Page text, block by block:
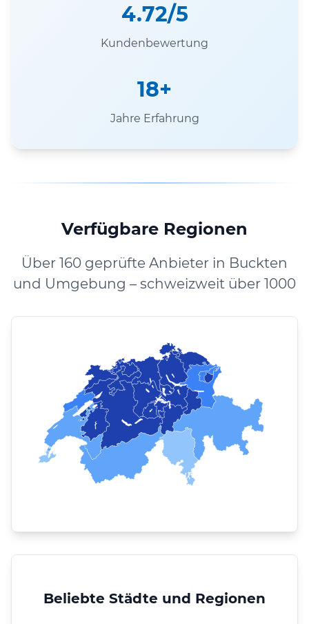
4.72/5
Kundenbewertung
18+
Jahre Erfahrung
Verfügbare Regionen
Über 160 geprüfte Anbieter in Buckten
und Umgebung – schweizweit über 1000
Beliebte Städte und Regionen